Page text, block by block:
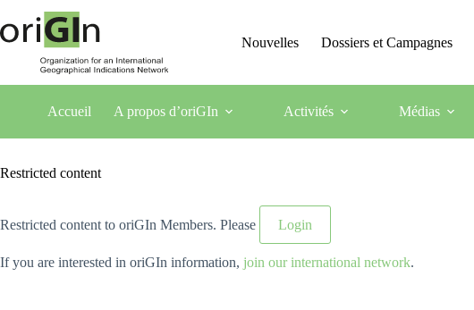
Nouvelles Dossiers et Campagnes
Accueil A propos d’oriGIn Activités Médias
Restricted content
Restricted content to oriGIn Members. Please Login
If you are interested in oriGIn information, join our international network.